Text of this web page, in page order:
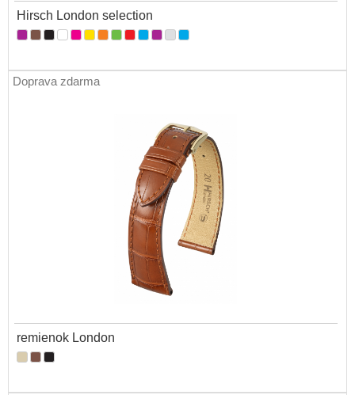
Hirsch London selection
Doprava zdarma
remienok London